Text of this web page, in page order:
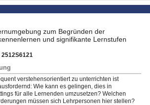
zum Begründen der
und signifikante Lernstufen
2512S6121
verstehensorientiert zu unterrichten ist
Wie kann es gelingen, dies in
für alle Lernenden umzusetzen? Welchen
müssen sich Lehrpersonen hier stellen?